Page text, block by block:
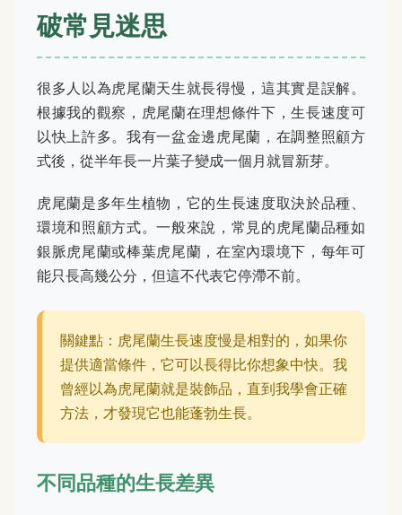
破常見迷思
很多人以為虎尾蘭天生就長得慢，這其實是誤解。
根據我的觀察，虎尾蘭在理想條件下，生長速度可
以快上許多。我有一盆金邊虎尾蘭，在調整照顧方
式後，從半年長一片葉子變成一個月就冒新芽。
虎尾蘭是多年生植物，它的生長速度取決於品種、
環境和照顧方式。一般來說，常見的虎尾蘭品種如
銀脈虎尾蘭或棒葉虎尾蘭，在室內環境下，每年可
能只長高幾公分，但這不代表它停滯不前。
關鍵點：虎尾蘭生長速度慢是相對的，如果你
提供適當條件，它可以長得比你想象中快。我
曾經以為虎尾蘭就是裝飾品，直到我學會正確
方法，才發現它也能蓬勃生長。
不同品種的生長差異